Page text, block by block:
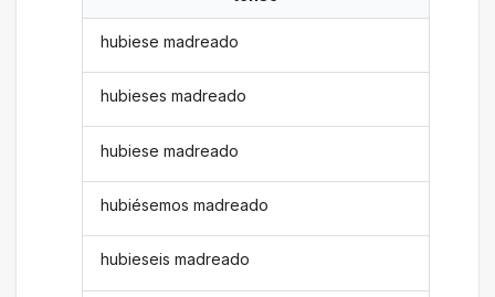
hubiese madreado
hubieses madreado
hubiese madreado
hubiésemos madreado
hubieseis madreado